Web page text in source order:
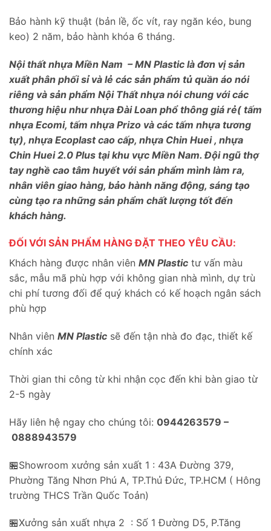
Bảo hành kỹ thuật (bản lề, ốc vít, ray ngăn kéo, bung
keo) 2 năm, bảo hành khóa 6 tháng.
Nội thất nhựa Miền Nam – MN Plastic là đơn vị sản
xuất phân phối sỉ và lẻ các sản phẩm tủ quần áo nói
riêng và sản phẩm Nội Thất nhựa nói chung với các
thương hiệu như nhựa Đài Loan phổ thông giá rẻ( tấm
nhựa Ecomi, tấm nhựa Prizo và các tấm nhựa tương
tự), nhựa Ecoplast cao cấp, nhựa Chin Huei , nhựa
Chin Huei 2.0 Plus tại khu vực Miền Nam. Đội ngũ thợ
tay nghề cao tâm huyết với sản phẩm mình làm ra,
nhân viên giao hàng, bảo hành năng động, sáng tạo
cùng tạo ra những sản phẩm chất lượng tốt đến
khách hàng.
ĐỐI VỚI SẢN PHẨM HÀNG ĐẶT THEO YÊU CẦU:
Khách hàng được nhân viên MN Plastic tư vấn màu
sắc, mẫu mã phù hợp với không gian nhà mình, dự trù
chi phí tương đối để quý khách có kế hoạch ngân sách
phù hợp
Nhân viên MN Plastic sẽ đến tận nhà đo đạc, thiết kế
chính xác
Thời gian thi công từ khi nhận cọc đến khi bàn giao từ
2-5 ngày
Hãy liên hệ ngay cho chúng tôi: 0944263579 –
0888943579
🏪Showroom xưởng sản xuất 1 : 43A Đường 379,
Phường Tăng Nhơn Phú A, TP.Thủ Đức, TP.HCM ( Hông
trường THCS Trần Quốc Toản)
🏪Xưởng sản xuất nhựa 2 : Số 1 Đường D5, P.Tăng